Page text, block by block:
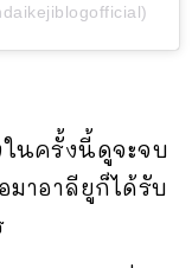
นครั้งนี้ดูจะจบ
มาอาลียูก็ได้รับ